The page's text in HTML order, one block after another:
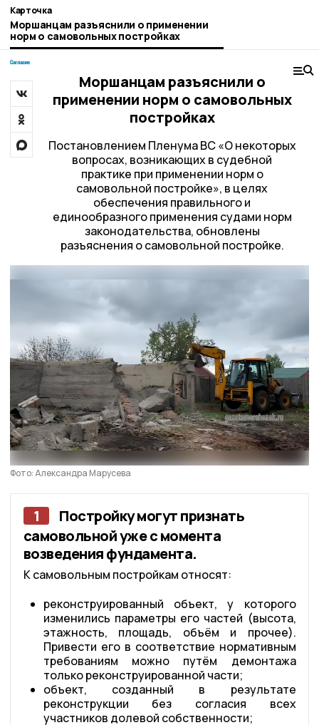
Карточка
Моршанцам разъяснили о применении
норм о самовольных постройках
Моршанцам разъяснили о
применении норм о самовольных
постройках
Постановлением Пленума ВС «О некоторых
вопросах, возникающих в судебной
практике при применении норм о
самовольной постройке», в целях
обеспечения правильного и
единообразного применения судами норм
законодательства, обновлены
разъяснения о самовольной постройке.
Фото: Александра Марусева
1
Постройку могут признать
самовольной уже с момента
возведения фундамента.
К самовольным постройкам относят:
реконструированный объект, у которого
изменились параметры его частей (высота,
этажность, площадь, объём и прочее).
Привести его в соответствие нормативным
требованиям можно путём демонтажа
только реконструированной части;
объект, созданный в результате
реконструкции без согласия всех
участников долевой собственности;